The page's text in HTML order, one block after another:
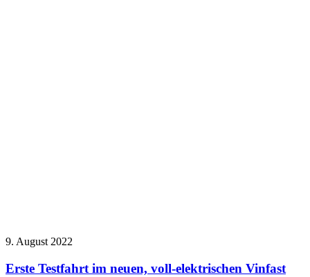
9. August 2022
Erste Testfahrt im neuen, voll-elektrischen Vinfast